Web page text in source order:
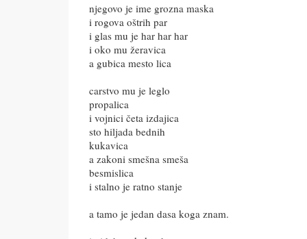
njegovo je ime grozna maska
i rogova oštrih par
i glas mu je har har har
i oko mu žeravica
a gubica mesto lica
carstvo mu je leglo
propalica
i vojnici četa izdajica
sto hiljada bednih
kukavica
a zakoni smešna smeša
besmislica
i stalno je ratno stanje
a tamo je jedan dasa koga znam.